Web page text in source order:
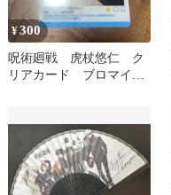
¥300
呪術廻戦 虎杖悠仁 ク
リアカード ブロマイ